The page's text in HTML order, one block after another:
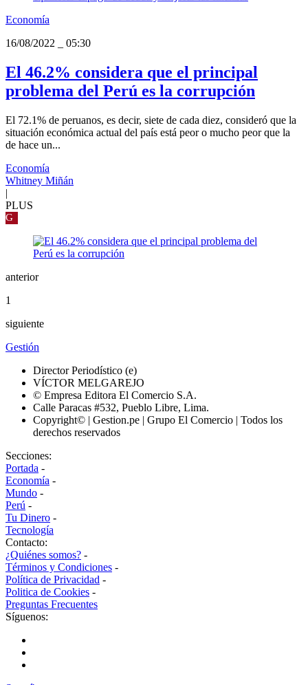
Economía
16/08/2022
05:30
El 46.2% considera que el principal
problema del Perú es la corrupción
El 72.1% de peruanos, es decir, siete de cada diez, consideró que la
situación económica actual del país está peor o mucho peor que la
de hace un...
Economía
Whitney Miñán
|
PLUS
G
anterior
1
siguiente
Gestión
Director Periodístico (e)
VÍCTOR MELGAREJO
© Empresa Editora El Comercio S.A.
Calle Paracas #532, Pueblo Libre, Lima.
Copyright© | Gestion.pe | Grupo El Comercio | Todos los
derechos reservados
Secciones:
Portada -
Economía -
Mundo -
Perú -
Tu Dinero -
Tecnología
Contacto:
¿Quiénes somos? -
Términos y Condiciones -
Política de Privacidad -
Politica de Cookies -
Preguntas Frecuentes
Síguenos: